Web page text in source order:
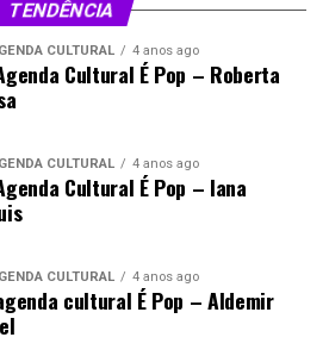
TENDÊNCIA
CULTURAL 4 anos ago
Cultural É Pop – Roberta
CULTURAL 4 anos ago
Cultural É Pop – Iana
CULTURAL 4 anos ago
cultural É Pop – Aldemir